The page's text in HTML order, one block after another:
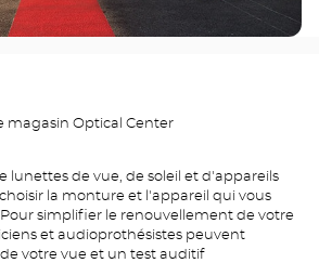
magasin Optical Center
lunettes de vue, de soleil et d'appareils
la monture et l'appareil qui vous
simplifier le renouvellement de votre
et audioprothésistes peuvent
votre vue et un test auditif